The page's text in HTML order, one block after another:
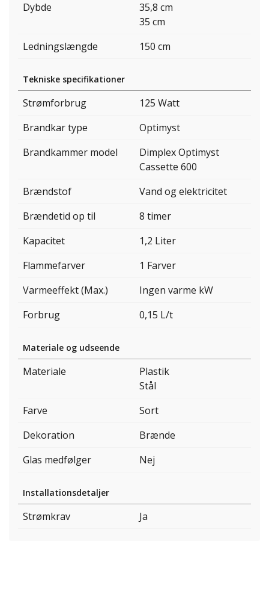
Dybde
35,8 cm
35 cm
Ledningslængde
150 cm
Tekniske specifikationer
Strømforbrug
125 Watt
Brandkar type
Optimyst
Brandkammer model
Dimplex Optimyst
Cassette 600
Brændstof
Vand og elektricitet
Brændetid op til
8 timer
Kapacitet
1,2 Liter
Flammefarver
1 Farver
Varmeeffekt (Max.)
Ingen varme kW
Forbrug
0,15 L/t
Materiale og udseende
Materiale
Plastik
Stål
Farve
Sort
Dekoration
Brænde
Glas medfølger
Nej
Installationsdetaljer
Strømkrav Ja